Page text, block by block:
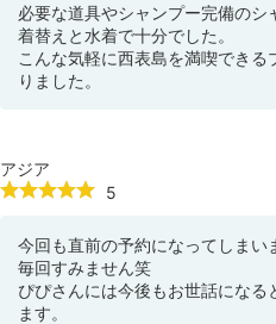
必要な道具やシャンプー完備の
着替えと水着で十分でした。
こんな気軽に西表島を満喫でき
りました。
アジア
5
今回も直前の予約になってしまい
毎回すみません笑
ぴぴさんには今後もお世話になる
ます。